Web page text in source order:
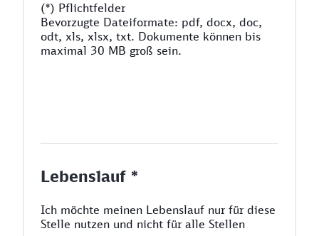
(*) Pflichtfelder
Bevorzugte Dateiformate: pdf, docx, doc,
odt, xls, xlsx, txt. Dokumente können bis
maximal 30 MB groß sein.
Lebenslauf *
Ich möchte meinen Lebenslauf nur für diese
Stelle nutzen und nicht für alle Stellen